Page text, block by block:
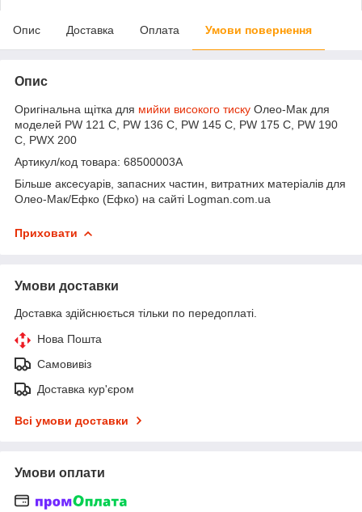
Опис Доставка Оплата Умови повернення
Опис
Оригінальна щітка для мийки високого тиску Олео-Мак для
моделей PW 121 C, PW 136 C, PW 145 C, PW 175 C, PW 190
C, PWX 200
Артикул/код товара: 68500003A
Більше аксесуарів, запасних частин, витратних матеріалів для
Олео-Мак/Ефко (Ефко) на сайті Logman.com.ua
Приховати
Умови доставки
Доставка здійснюється тільки по передоплаті.
Нова Пошта
Самовивіз
Доставка кур'єром
Всі умови доставки
Умови оплати